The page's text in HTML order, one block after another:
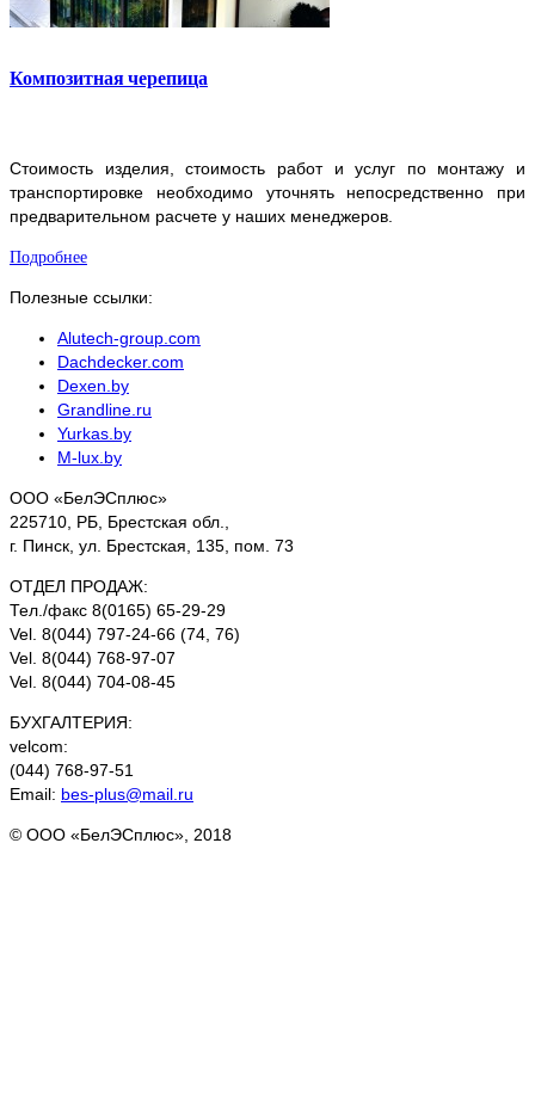
Композитная черепица
Стоимость изделия, стоимость работ и услуг по монтажу и
транспортировке необходимо уточнять непосредственно при
предварительном расчете у наших менеджеров.
Подробнее
Полезные ссылки:
Аlutech-group.com
Dachdecker.com
Dexen.by
Grandline.ru
Yurkas.by
M-lux.by
ООО «БелЭСплюс»
225710, РБ, Брестская обл.,
г. Пинск, ул. Брестская, 135, пом. 73
ОТДЕЛ ПРОДАЖ:
Тел./факс 8(0165) 65-29-29
Vel. 8(044) 797-24-66 (74, 76)
Vel. 8(044) 768-97-07
Vel. 8(044) 704-08-45
БУХГАЛТЕРИЯ:
velcom:
(044) 768-97-51
Email: bes-plus@mail.ru
© ООО «БелЭСплюс», 2018